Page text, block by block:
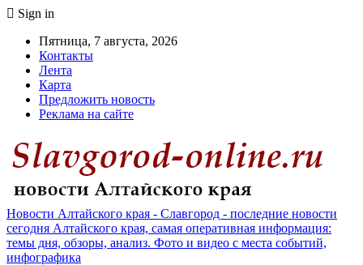
Sign in
Пятница, 7 августа, 2026
Контакты
Лента
Карта
Предложить новость
Реклама на сайте
Новости Алтайского края - Славгород - последние новости
сегодня Алтайского края, самая оперативная информация:
темы дня, обзоры, анализ. Фото и видео с места событий,
инфографика